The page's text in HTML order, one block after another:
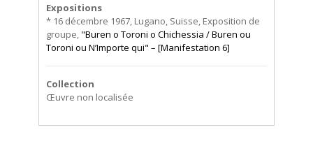
Expositions
* 16 décembre 1967, Lugano, Suisse, Exposition de
groupe, "Buren o Toroni o Chichessia / Buren ou
Toroni ou N’Importe qui" – [Manifestation 6]
Collection
Œuvre non localisée